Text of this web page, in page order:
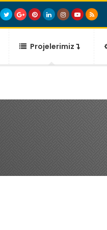
Projelerimiz